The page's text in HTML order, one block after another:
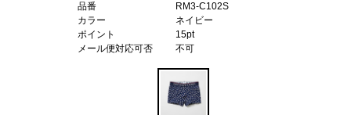
品番
RM3-C102S
カラー
ネイビー
ポイント
15pt
メール便対応可否
不可